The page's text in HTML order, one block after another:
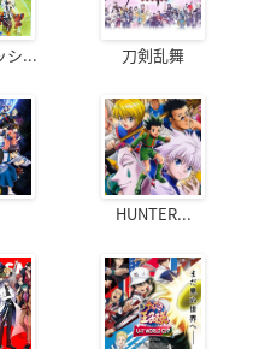
シ... 刀剣乱舞
HUNTER...